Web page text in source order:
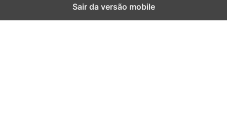
Sair da versão mobile